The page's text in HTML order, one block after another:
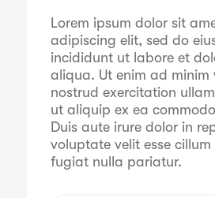
Lorem ipsum dolor sit
adipiscing elit, sed do
incididunt ut labore et
aliqua. Ut enim ad minim
nostrud exercitation
ut aliquip ex ea
Duis aute irure dolor in
voluptate velit esse cillum
fugiat nulla pariatur.